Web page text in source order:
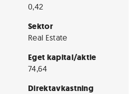
0,42
Sektor
Real Estate
Eget kapital/aktie
74,64
Direktavkastning